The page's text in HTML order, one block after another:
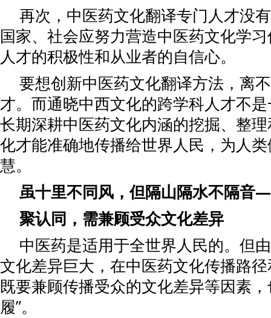
再次，中医药文化翻译专门人才没
国家、社会应努力营造中医药文化学
人才的积极性和从业者的自信心。
要想创新中医药文化翻译方法，离
才。而通晓中西文化的跨学科人才不
长期深耕中医药文化内涵的挖掘、整
化才能准确地传播给世界人民，为人
慧。
虽十里不同风，但隔山隔水不隔
聚认同，需兼顾受众文化差异
中医药是适用于全世界人民的。但
文化差异巨大，在中医药文化传播路
既要兼顾传播受众的文化差异等因素
履”。